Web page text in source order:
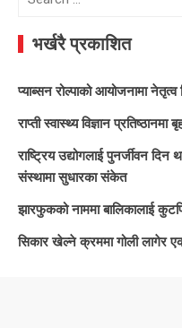
भर्खरै प्रकाशित
प्याब्सन रोल्पाको आयोजनामा
राप्ती स्वास्थ्य विज्ञान
राष्ट्रिय उद्योगलाई पुनर्जीवन दिन
संस्थामा सुधारका संकेत
झारफुकको नाममा बालिकालाई
सिकार खेल्ने क्रममा गोली लागेर